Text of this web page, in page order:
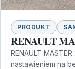
PRODUKT
RENAULT
RENAULT
nastawieniem na